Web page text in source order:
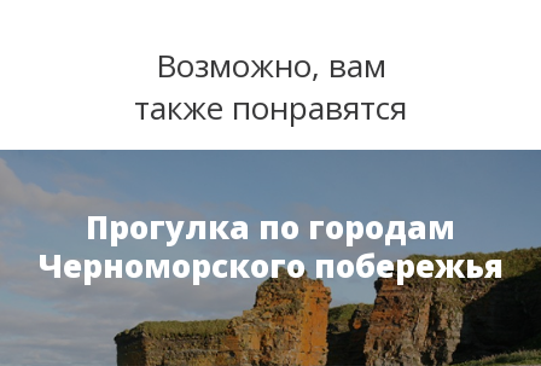
Возможно, вам
также понравятся
Прогулка по городам
Черноморского побережья